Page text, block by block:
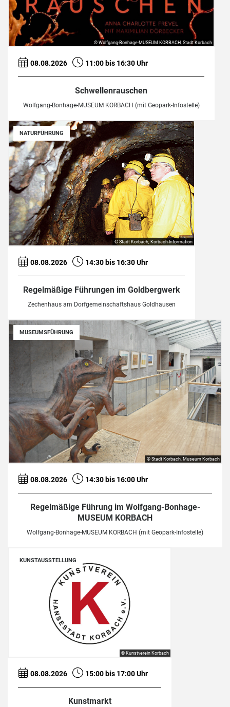
08.08.2026 11:00 bis 16:30 Uhr
Schwellenrauschen
Wolfgang-Bonhage-MUSEUM KORBACH (mit Geopark-Infostelle)
© Wolfgang-Bonhage-MUSEUM KORBACH, Stadt Korbach
08.08.2026 14:30 bis 16:30 Uhr
Regelmäßige Führungen im Goldbergwerk
Zechenhaus am Dorfgemeinschaftshaus Goldhausen
NATURFÜHRUNG
© Stadt Korbach, Korbach-Information
08.08.2026 14:30 bis 16:00 Uhr
Regelmäßige Führung im Wolfgang-Bonhage-
MUSEUM KORBACH
Wolfgang-Bonhage-MUSEUM KORBACH (mit Geopark-Infostelle)
MUSEUMSFÜHRUNG
© Stadt Korbach, Museum Korbach
08.08.2026 15:00 bis 17:00 Uhr
Kunstmarkt
KUNSTAUSSTELLUNG
© Kunstverein Korbach